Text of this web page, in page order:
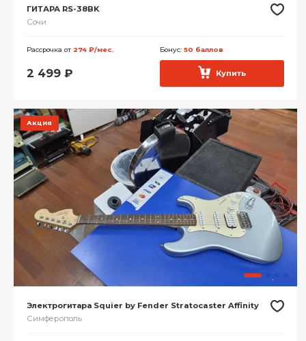
ГИТАРА RS-38BK
Сочи
Рассрочка от 274 ₽/мес. Бонус: 50 баллов
2 499 ₽ Купить
Акция
Электрогитара Squier by Fender Stratocaster Affinity
Симферополь